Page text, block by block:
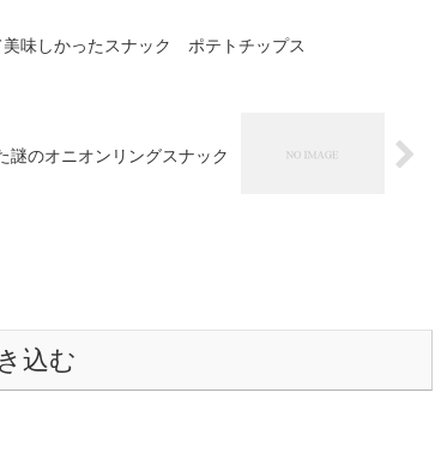
美味しかったスナック ポテトチップス
謎のオニオンリングスナック
込む